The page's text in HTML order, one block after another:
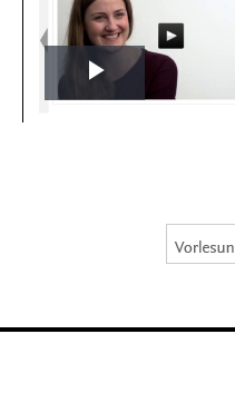
Play